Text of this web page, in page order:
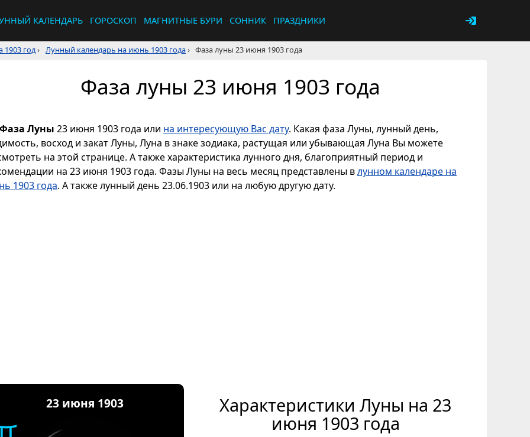
КАЛЕНДАРЬ ГОРОСКОП МАГНИТНЫЕ БУРИ СОННИК ПРАЗДНИКИ
1903 год› Лунный календарь на июнь 1903 года› Фаза луны 23 июня 1903 года
Фаза луны 23 июня 1903 года
Фаза Луны 23 июня 1903 года или на интересующую Вас дату. Какая фаза Луны, лунный день,
восход и закат Луны, Луна в знаке зодиака, растущая или убывающая Луна Вы можете
на этой странице. А также характеристика лунного дня, благоприятный период и
на 23 июня 1903 года. Фазы Луны на весь месяц представлены влунном календаре на
1903 года. А также лунный день 23.06.1903 или на любую другую дату.
23 июня 1903 Характеристики Луны на 23
июня 1903 года